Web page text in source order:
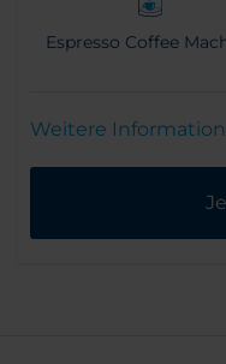
Espresso Coffee
Weitere